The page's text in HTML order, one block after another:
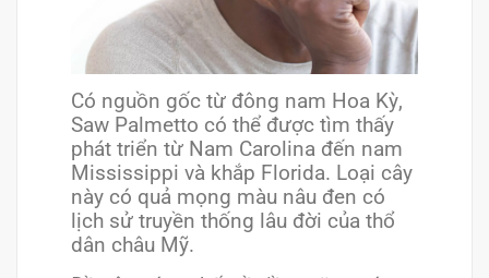
Có nguồn gốc từ đông nam Hoa Kỳ,
Saw Palmetto có thể được tìm thấy
phát triển từ Nam Carolina đến nam
Mississippi và khắp Florida. Loại cây
này có quả mọng màu nâu đen có
lịch sử truyền thống lâu đời của thổ
dân châu Mỹ.